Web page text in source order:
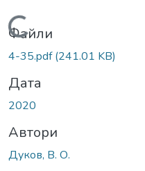
Вантажиться...
Файли
4-35.pdf(241.01 KB)
Дата
2020
Автори
Дуков, В. О.